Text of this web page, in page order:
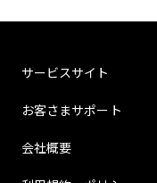
サービスサイト
お客さまサポート
会社概要